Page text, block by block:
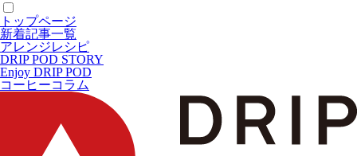
トップページ
新着記事一覧
アレンジレシピ
DRIP POD STORY
Enjoy DRIP POD
コーヒーコラム